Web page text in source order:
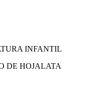
INFANTIL
DE HOJALATA